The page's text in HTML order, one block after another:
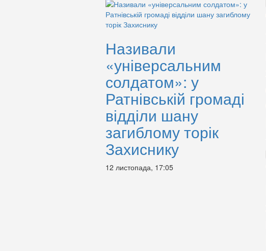
Називали
«універсальним
солдатом»: у
Ратнівській громаді
відділи шану
загиблому торік
Захиснику
12 листопада, 17:05